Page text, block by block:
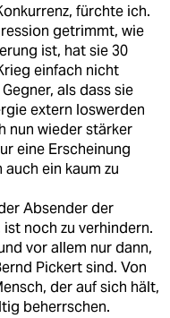
fürchte ich.
getrimmt, wie
ist, hat sie 30
einfach nicht
als dass sie
extern loswerden
nun wieder stärker
eine Erscheinung
ein kaum zu
Absender der
noch zu verhindern.
vor allem nur dann,
Pickert sind. Von
der auf sich hält,
beherrschen.